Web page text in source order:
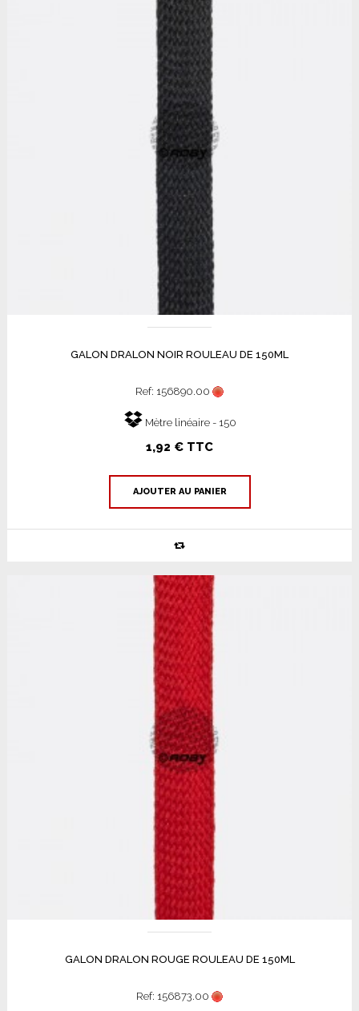
GALON DRALON NOIR ROULEAU DE 150ML
Ref: 156890.00
Mètre linéaire - 150
1,92 € TTC
AJOUTER AU PANIER
GALON DRALON ROUGE ROULEAU DE 150ML
Ref: 156873.00